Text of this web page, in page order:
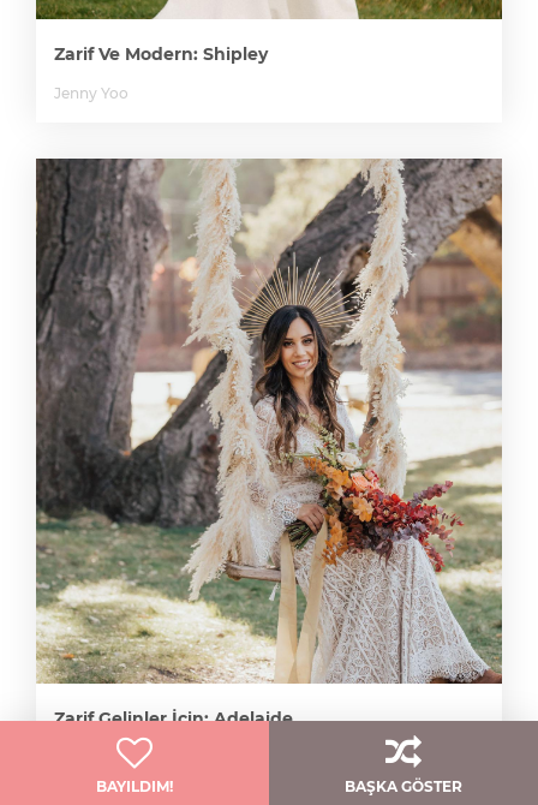
BAYILDIM! BAŞKA GÖSTER
Zarif Ve Modern: Shipley
Jenny Yoo
Zarif Gelinler İçin: Adelaide